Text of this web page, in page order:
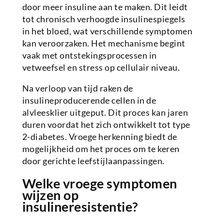
door meer insuline aan te maken. Dit leidt
tot chronisch verhoogde insulinespiegels
in het bloed, wat verschillende symptomen
kan veroorzaken. Het mechanisme begint
vaak met ontstekingsprocessen in
vetweefsel en stress op cellulair niveau.
Na verloop van tijd raken de
insulineproducerende cellen in de
alvleesklier uitgeput. Dit proces kan jaren
duren voordat het zich ontwikkelt tot type
2-diabetes. Vroege herkenning biedt de
mogelijkheid om het proces om te keren
door gerichte leefstijlaanpassingen.
Welke vroege symptomen
wijzen op
insulineresistentie?